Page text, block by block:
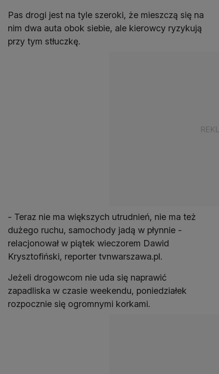
Pas drogi jest na tyle szeroki, że mieszczą się na
nim dwa auta obok siebie, ale kierowcy ryzykują
przy tym stłuczkę.
- Teraz nie ma większych utrudnień, nie ma też
dużego ruchu, samochody jadą w płynnie -
relacjonował w piątek wieczorem Dawid
Krysztofiński, reporter tvnwarszawa.pl.
Jeżeli drogowcom nie uda się naprawić
zapadliska w czasie weekendu, poniedziałek
rozpocznie się ogromnymi korkami.